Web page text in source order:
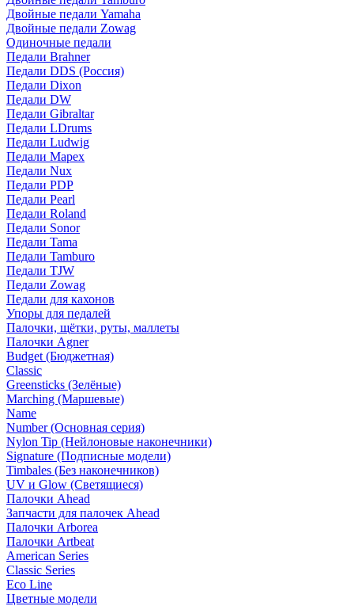
Двойные педали Yamaha
Двойные педали Zowag
Одиночные педали
Педали Brahner
Педали DDS (Россия)
Педали Dixon
Педали DW
Педали Gibraltar
Педали LDrums
Педали Ludwig
Педали Mapex
Педали Nux
Педали PDP
Педали Pearl
Педали Roland
Педали Sonor
Педали Tama
Педали Tamburo
Педали TJW
Педали Zowag
Педали для кахонов
Упоры для педалей
Палочки, щётки, руты, маллеты
Палочки Agner
Budget (Бюджетная)
Classic
Greensticks (Зелёные)
Marching (Маршевые)
Name
Number (Основная серия)
Nylon Tip (Нейлоновые наконечники)
Signature (Подписные модели)
Timbales (Без наконечников)
UV и Glow (Светящиеся)
Палочки Ahead
Запчасти для палочек Ahead
Палочки Arborea
Палочки Artbeat
American Series
Classic Series
Eco Line
Цветные модели